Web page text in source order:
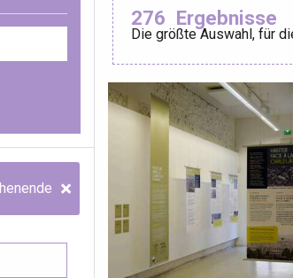
Eu
Criel-sur-Mer
Blangy-sur-Bresle
276 Ergebnisse
Die größte Auswahl, für